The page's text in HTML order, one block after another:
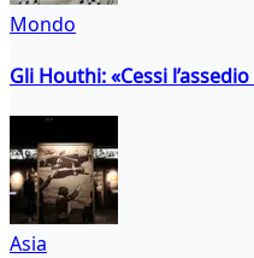
Mondo
Gli Houthi: «Cessi
Asia